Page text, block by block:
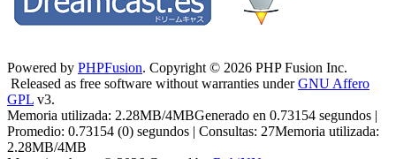
Powered by PHPFusion. Copyright © 2026 PHP Fusion Inc.
Released as free software without warranties underGNU Affero
GPL v3.
Memoria utilizada: 2.28MB/4MBGenerado en 0.73154 segundos |
Promedio: 0.73154 (0) segundos | Consultas: 27Memoria utilizada:
2.28MB/4MB